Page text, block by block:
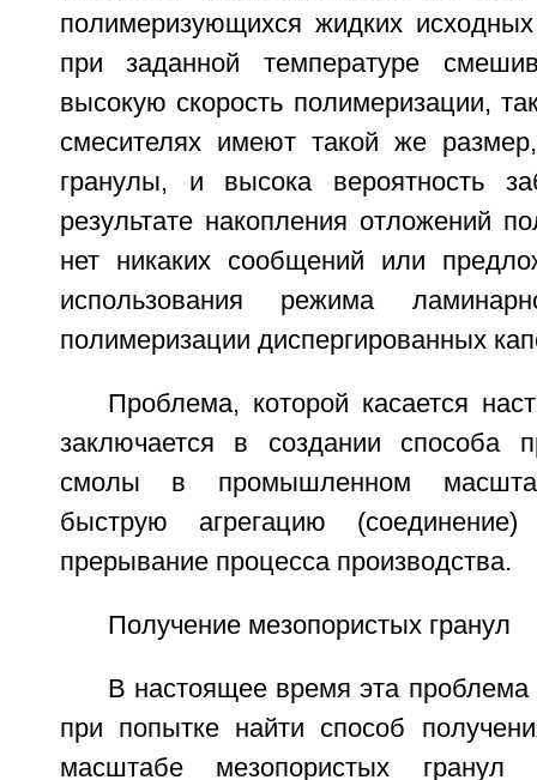
полимеризующихся жидких
при заданной температуре
высокую скорость полимеризации,
смесителях имеют такой же
гранулы, и высока вероятность
результате накопления отложений
нет никаких сообщений или
использования режима
полимеризации диспергированных
Проблема, которой касается
заключается в создании способа
смолы в промышленном
быструю агрегацию
прерывание процесса производства.
Получение мезопористых гранул
В настоящее время эта проблема
при попытке найти способ
масштабе мезопористых гранул